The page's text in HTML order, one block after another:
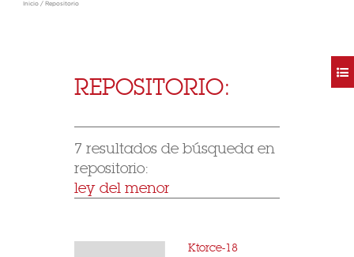
Inicio / Repositorio
REPOSITORIO:
7 resultados de búsqueda en
repositorio:
ley del menor
Ktorce-18